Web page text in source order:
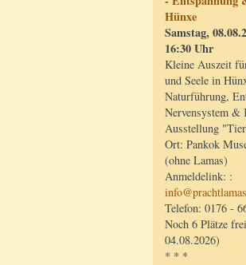
Hünxe
Samstag,
16:30 Uhr
Kleine Auszeit
und Seele in
Naturführung,
Nervensystem &
Ausstellung
Ort: Pankok
(ohne Lamas)
Anmeldelink: :
Telefon: 0176 -
Noch 6 Plätze
04.08.2026)
* * *